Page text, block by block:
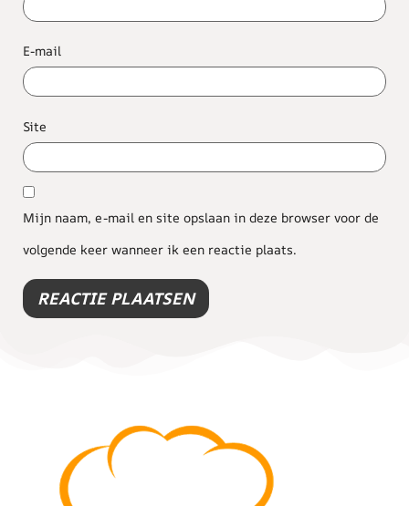
E-mail
Site
Mijn naam, e-mail en site opslaan in deze browser voor de
volgende keer wanneer ik een reactie plaats.